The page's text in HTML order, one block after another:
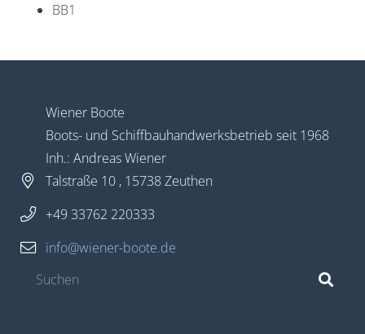
BB1
Wiener Boote
Boots- und Schiffbauhandwerksbetrieb seit 1968
Inh.: Andreas Wiener
Talstraße 10 , 15738 Zeuthen
+49 33762 220333
info@wiener-boote.de